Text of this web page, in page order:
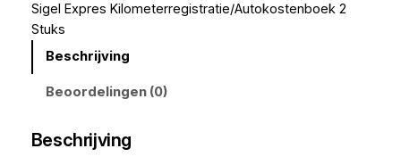
Sigel Expres Kilometerregistratie/Autokostenboek 2
Stuks
Beschrijving
Beoordelingen (0)
Beschrijving